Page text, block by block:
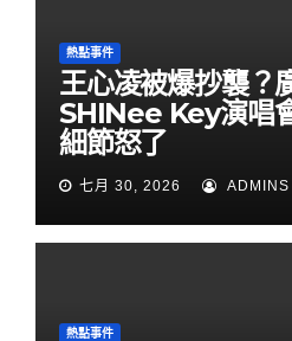
熱點事件
王心凌被爆抄襲？
SHINee Key演唱
細節怒了
七月 30, 2026 ADMINS
熱點事件